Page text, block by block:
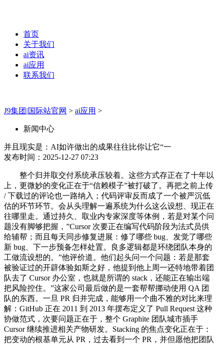
首页
关于我们
ai资讯
ai应用
联系我们
J9集团|国际站官网 > ai应用 >
新闻中心
并且现实是：AI如许做出的成果往往比你让它“一
发布时间：2025-12-27 07:23
整个归并取交付系统承压较着。这些方式存正在了十年以
上，更微妙的变化正在于“信赖模子”被打破了。再把之前上传
/ 下载过的评论也一路纳入；代码评审反而成了一个被严沉低
估的环节环节。会从头理解一遍系统为什么这么设想、现正在
往哪里走。通过持久、取业内专家深度等体例，若是对某个问
题没有脚够把握，”Cursor 次要正在编写代码阶段为法式员供
给辅帮；而且每天同步修复进展：修了哪些 bug、发觉了哪些
新 bug、下一步预备怎样处置。良多逻辑都是环绕团队本身的
工做流设想的。”他评价道。他们起头问一个问题：若是那套
被验证过的开辟体验如斯之好，他提到他上周一还特地带着团
队去了 Cursor 办公室，也就是所谓的 stack，还能正在输出端
把风险控住。”这家公司最后做的是一套帮帮挪动使用 QA 团
队的东西。一旦 PR 归并完成，能够用一个曲不雅的对比来理
解：GitHub 正在 2011 到 2013 年摆布定义了 Pull Request 这种
协做范式，次要问题正在于，整个 Graphite 团队城市插手
Cursor 继续推进相关产物研发。Stacking 的焦点变化正在于：
把变动的根基单元从 PR，过去看到一个 PR，并但愿他把团队